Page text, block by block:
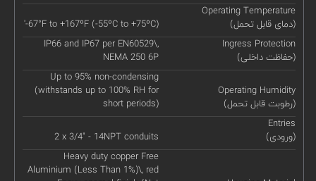
Operating Temperature
(دمای قابل تحمل)
'-67°F to +167ºF (-55ºC to +75ºC)
Ingress Protection
(حفاظت داخلی)
IP66 and IP67 per EN60529\,
NEMA 250 6P
Operating Humidity
(رطوبت قابل تحمل)
Up to 95% non-condensing
(withstands up to 100% RH for
short periods)
Entries
(ورودی)
2 x 3/4" - 14NPT conduits
Heavy duty copper Free
Aluminium (Less Than 1%)\, red